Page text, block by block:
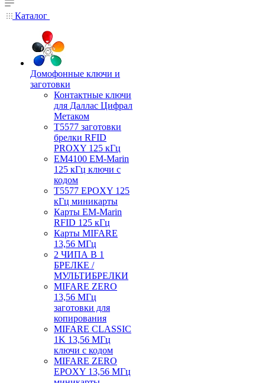
Каталог
Домофонные ключи и
заготовки
Контактные ключи
для Даллас Цифрал
Метаком
T5577 заготовки
брелки RFID
PROXY 125 кГц
EM4100 EM-Marin
125 кГц ключи с
кодом
T5577 EPOXY 125
кГц миникарты
Карты EM-Marin
RFID 125 кГц
Карты MIFARE
13,56 МГц
2 ЧИПА В 1
БРЕЛКЕ /
МУЛЬТИБРЕЛКИ
MIFARE ZERO
13,56 МГц
заготовки для
копирования
MIFARE CLASSIC
1K 13,56 МГц
ключи с кодом
MIFARE ZERO
EPOXY 13,56 МГц